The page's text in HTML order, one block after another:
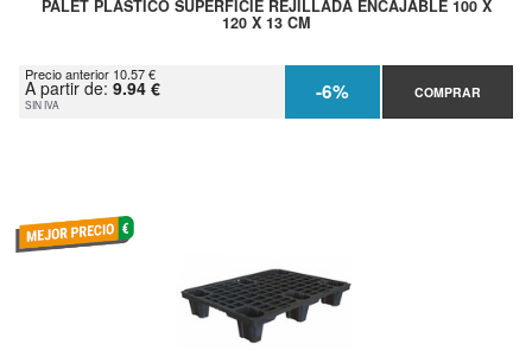
PALET PLÁSTICO SUPERFICIE REJILLADA ENCAJABLE 100 X
120 X 13 CM
Precio anterior 10.57 €
A partir de: 9.94 €
SIN IVA -6% COMPRAR